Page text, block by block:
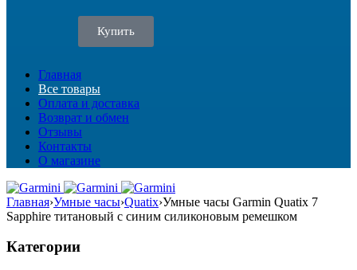
Купить
Главная
Все товары
Оплата и доставка
Возврат и обмен
Отзывы
Контакты
О магазине
Главная›Умные часы›Quatix›Умные часы Garmin Quatix 7
Sapphire титановый с синим силиконовым ремешком
Категории